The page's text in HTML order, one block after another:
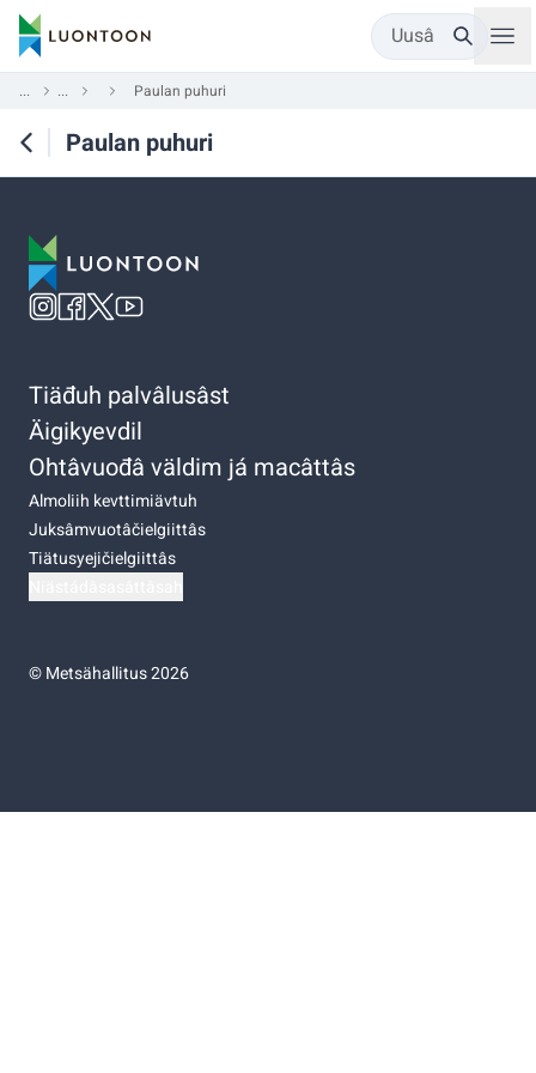
Uusâ
... ... Paulan puhuri
Paulan puhuri
Tiäđuh palvâlusâst
Äigikyevdil
Ohtâvuođâ väldim já macâttâs
Almoliih kevttimiävtuh
Juksâmvuotâčielgiittâs
Tiätusyejičielgiittâs
©Metsähallitus 2026